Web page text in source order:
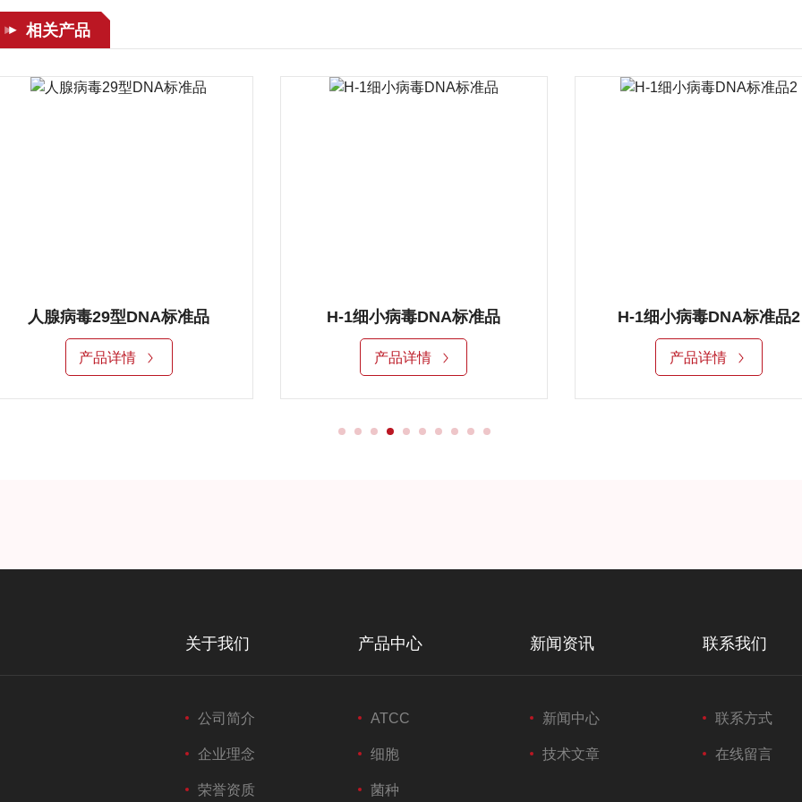
相关产品
H-1细小病毒DNA标准品
产品详情
H-1细小病毒DNA标准品2
产品详情
人呼吸道合胞病毒B
产品详情
关于我们
公司简介
企业理念
荣誉资质
产品中心
ATCC
细胞
菌种
新闻资讯
新闻中心
技术文章
联系我们
联系方式
在线留言